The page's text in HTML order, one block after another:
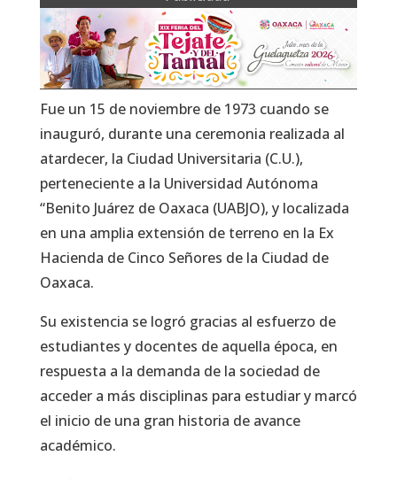
Fue un 15 de noviembre de 1973 cuando se
inauguró, durante una ceremonia realizada al
atardecer, la Ciudad Universitaria (C.U.),
perteneciente a la Universidad Autónoma
“Benito Juárez de Oaxaca (UABJO), y localizada
en una amplia extensión de terreno en la Ex
Hacienda de Cinco Señores de la Ciudad de
Oaxaca.
Su existencia se logró gracias al esfuerzo de
estudiantes y docentes de aquella época, en
respuesta a la demanda de la sociedad de
acceder a más disciplinas para estudiar y marcó
el inicio de una gran historia de avance
académico.